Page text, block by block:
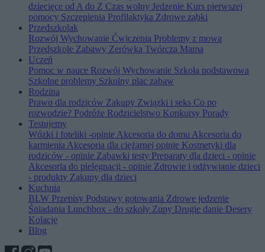
dziecięce od A do Z Czas wolny Jedzenie Kurs pierwszej
pomocy Szczepienia Profilaktyka Zdrowe ząbki
Przedszkolak
Rozwój Wychowanie Ćwiczenia Problemy z mową
Przedszkole Zabawy Zerówka Twórcza Mama
Uczeń
Pomoc w nauce Rozwój Wychowanie Szkoła podstawowa
Szkolne problemy Szkolny plac zabaw
Rodzina
Prawo dla rodziców Zakupy Związki i seks Co po
rozwodzie? Podróże Rodzicielstwo Konkursy Porady
Testujemy
Wózki i foteliki -opinieAkcesoria do domu Akcesoria do
karmieniaAkcesoria dla ciężarnej opinie Kosmetyki dla
rodziców - opinie Zabawki testy Preparaty dla dzieci - opinie
Akcesoria do pielęgnacji - opinie Zdrowie i odżywianie dzieci
- produkty Zakupy dla dzieci
Kuchnia
BLW Przepisy Podstawy gotowania Zdrowe jedzenie
Śniadania Lunchbox - do szkoły Zupy Drugie danie Desery
Kolacje
Blog